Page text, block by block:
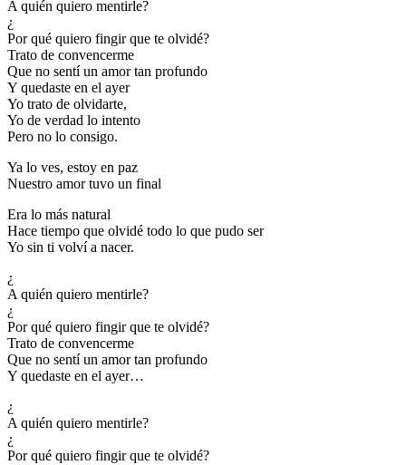
A quién quiero mentirle?
¿
Por qué quiero fingir que te olvidé?
Trato de convencerme
Que no sentí un amor tan profundo
Y quedaste en el ayer
Yo trato de olvidarte,
Yo de verdad lo intento
Pero no lo consigo.
Ya lo ves, estoy en paz
Nuestro amor tuvo un final
Era lo más natural
Hace tiempo que olvidé todo lo que pudo ser
Yo sin ti volví a nacer.
¿
A quién quiero mentirle?
¿
Por qué quiero fingir que te olvidé?
Trato de convencerme
Que no sentí un amor tan profundo
Y quedaste en el ayer…
¿
A quién quiero mentirle?
¿
Por qué quiero fingir que te olvidé?